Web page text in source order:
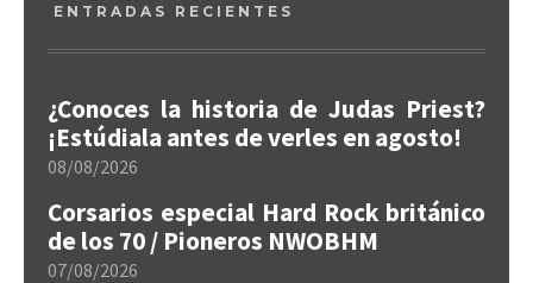
ENTRADAS RECIENTES
¿Conoces la historia de Judas Priest?
¡Estúdiala antes de verles en agosto!
08/08/2026
Corsarios especial Hard Rock británico
de los 70 / Pioneros NWOBHM
07/08/2026